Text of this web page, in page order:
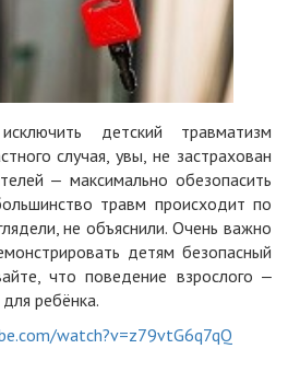
детский травматизм
случая, увы, не застрахован
‒ максимально обезопасить
травм происходит по
не объяснили. Очень важно
детям безопасный
что поведение взрослого ‒
ребёнка.
watch?v=z79vtG6q7qQ